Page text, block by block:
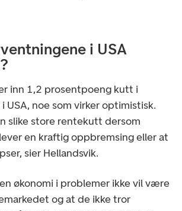
i USA
inn 1,2 prosentpoeng kutt i
USA, noe som virker optimistisk.
slike store rentekutt dersom
en kraftig oppbremsing eller at
sier Hellandsvik.
økonomi i problemer ikke vil være
og at de ikke tror